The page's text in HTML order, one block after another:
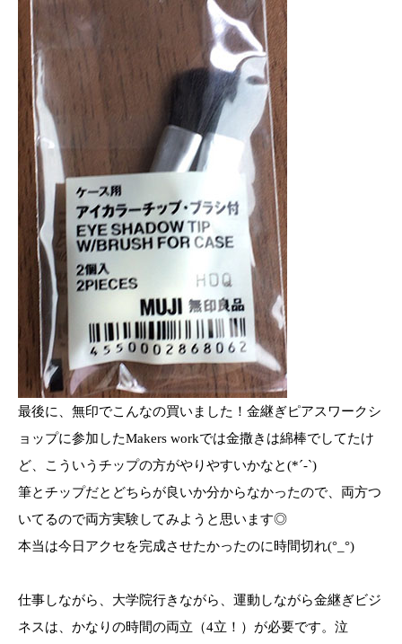
最後に、無印でこんなの買いました！金継ぎピアスワークシ
ョップに参加したMakers workでは金撒きは綿棒でしてたけ
ど、こういうチップの方がやりやすいかなと(*´-`)
筆とチップだとどちらが良いか分からなかったので、両方つ
いてるので両方実験してみようと思います◎
本当は今日アクセを完成させたかったのに時間切れ(°_°)
仕事しながら、大学院行きながら、運動しながら金継ぎビジ
ネスは、かなりの時間の両立（4立！）が必要です。泣